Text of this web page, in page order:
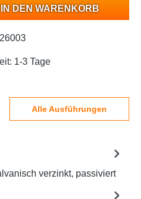
IN DEN WARENKORB
1-3 Tage
Alle Ausführungen
verzinkt, passiviert